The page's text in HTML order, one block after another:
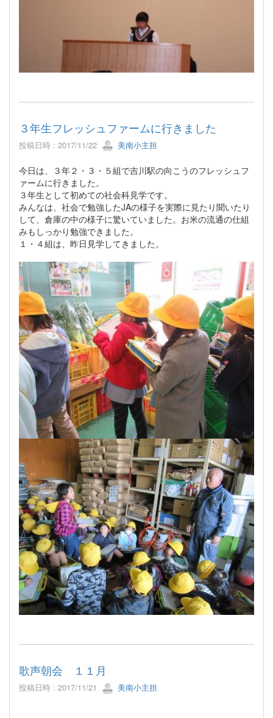
３年生フレッシュファームに行きました
投稿日時 : 2017/11/22 美南小主担
今日は、３年２・３・５組で吉川駅の向こうのフレッシュフ
ァームに行きました。
３年生として初めての社会科見学です。
みんなは、社会で勉強したJAの様子を実際に見たり聞いたり
して、倉庫の中の様子に驚いていました。お米の流通の仕組
みもしっかり勉強できました。
１・４組は、昨日見学してきました。
歌声朝会 １１月
投稿日時 : 2017/11/21 美南小主担